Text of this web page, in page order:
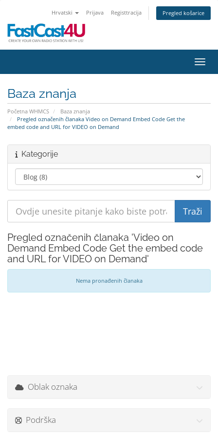
Hrvatski Prijava Registtracija Pregled košarice
Baza znanja
Početna WHMCS
Baza znanja
Pregled označenih članaka Video on Demand Embed Code Get the
embed code and URL for VIDEO on Demand
Kategorije
Pregled označenih članaka 'Video on
Demand Embed Code Get the embed code
and URL for VIDEO on Demand'
Nema pronađenih članaka
Oblak oznaka
Podrška